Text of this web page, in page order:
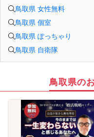
鳥取県 女性無料
鳥取県 個室
鳥取県 ぽっちゃり
鳥取県 自衛隊
鳥取県の